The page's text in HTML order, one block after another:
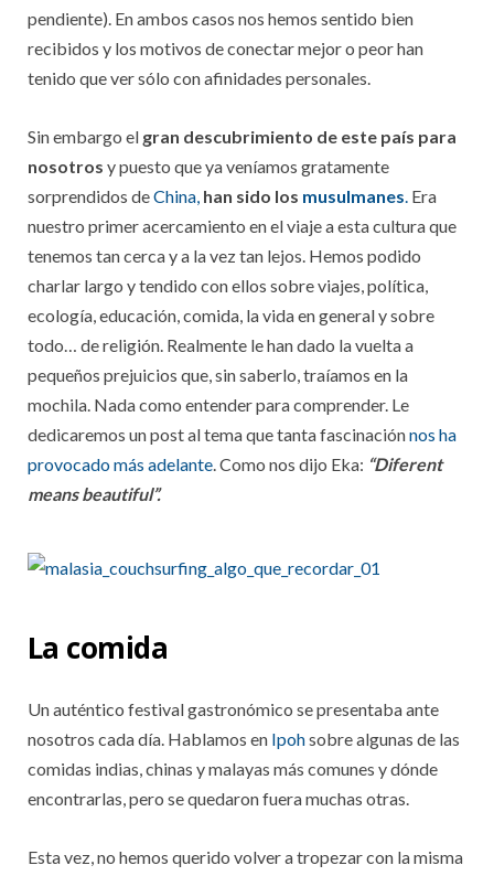
pendiente). En ambos casos nos hemos sentido bien
recibidos y los motivos de conectar mejor o peor han
tenido que ver sólo con afinidades personales.
Sin embargo el gran descubrimiento de este país para
nosotros y puesto que ya veníamos gratamente
sorprendidos deChina, han sido los musulmanes Era
nuestro primer acercamiento en el viaje a esta cultura que
tenemos tan cerca y a la vez tan lejos. Hemos podido
charlar largo y tendido con ellos sobre viajes, política,
ecología, educación, comida, la vida en general y sobre
todo… de religión. Realmente le han dado la vuelta a
pequeños prejuicios que, sin saberlo, traíamos en la
mochila. Nada como entender para comprender. Le
dedicaremos un post al tema que tanta fascinaciónnos ha
provocado más adelante . Como nos dijo Eka: “Diferent
means beautiful”.
La comida
Un auténtico festival gastronómico se presentaba ante
nosotros cada día. Hablamos en Ipohsobre algunas de las
comidas indias, chinas y malayas más comunes y dónde
encontrarlas, pero se quedaron fuera muchas otras.
Esta vez, no hemos querido volver a tropezar con la misma